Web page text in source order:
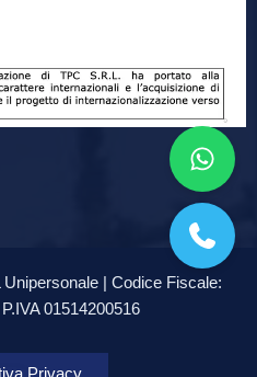
| Codice Fiscale:
P.IVA 01514200516